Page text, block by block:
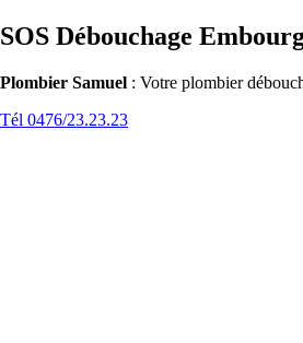
SOS Débouchage
Plombier Samuel : Votre plombier
Tél 0476/23.23.23